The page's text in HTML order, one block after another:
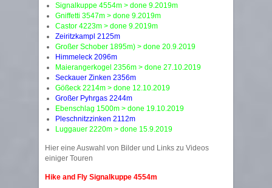
Signalkuppe 4554m > done 9.2019m
Gniffetti 3547m > done 9.2019m
Castor 4223m > done 9.2019m
Zeiritzkampl 2125m
Großer Schober 1895m) > done 20.9.2019
Himmeleck 2096m
Maierangerkogel 2356m > done 27.10.2019
Seckauer Zinken 2356m
Gößeck 2214m > done 12.10.2019
Großer Pyhrgas 2244m
Ebenschlag 1500m > done 19.10.2019
Pleschnitzzinken 2112m
Luggauer 2220m > done 15.9.2019
Hier eine Auswahl von Bilder und Links zu Videos
einiger Touren
Hike and Fly Signalkuppe 4554m